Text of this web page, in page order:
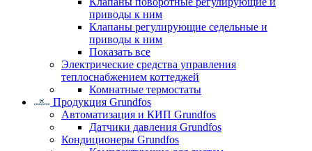
приводы к ним
Клапаны регулирующие седельные и
приводы к ним
Показать все
Электрические средства управления
теплоснабжением коттеджей
Комнатные термостаты
Продукция Grundfos
Автоматизация и КИП Grundfos
Датчики давления Grundfos
Кондиционеры Grundfos